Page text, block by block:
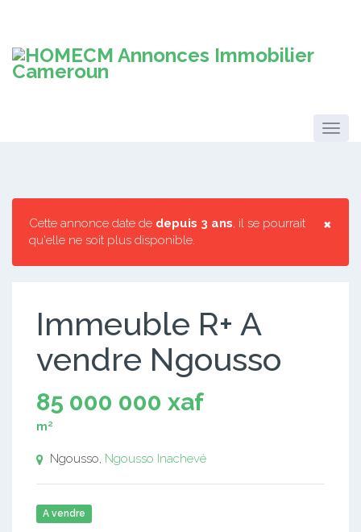
×
Cette annonce date de depuis 3 ans, il se pourrait
qu'elle ne soit plus disponible.
Immeuble R+ A
vendre Ngousso
85 000 000 xaf
m²
Ngousso, Ngousso Inachevé
A vendre